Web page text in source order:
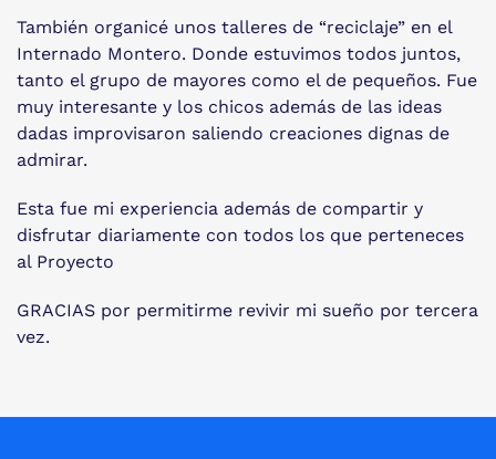
También organicé unos talleres de “reciclaje” en el
Internado Montero. Donde estuvimos todos juntos,
tanto el grupo de mayores como el de pequeños. Fue
muy interesante y los chicos además de las ideas
dadas improvisaron saliendo creaciones dignas de
admirar.
Esta fue mi experiencia además de compartir y
disfrutar diariamente con todos los que perteneces
al Proyecto
GRACIAS por permitirme revivir mi sueño por tercera
vez.